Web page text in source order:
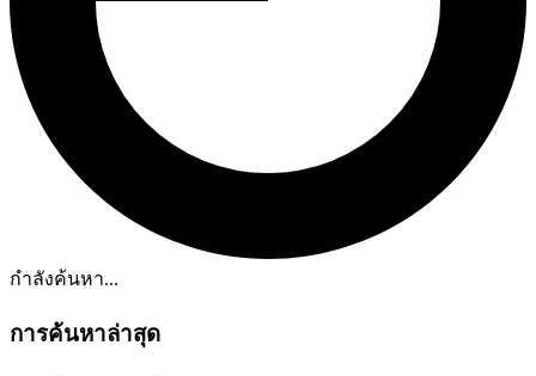
กำลังค้นหา...
การค้นหาล่าสุด